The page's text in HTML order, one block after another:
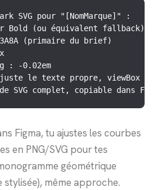
SVG pour "[NomMarque]" :
(ou équivalent fallback)
(primaire du brief)
: -0.02em
le texte propre, viewBox
SVG complet, copiable dans
Figma, tu ajustes les courbes
en PNG/SVG pour tes
géométrique
même approche.